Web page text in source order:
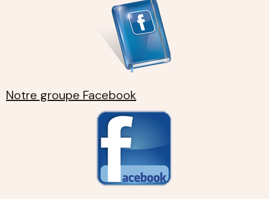
Notre groupe Facebook